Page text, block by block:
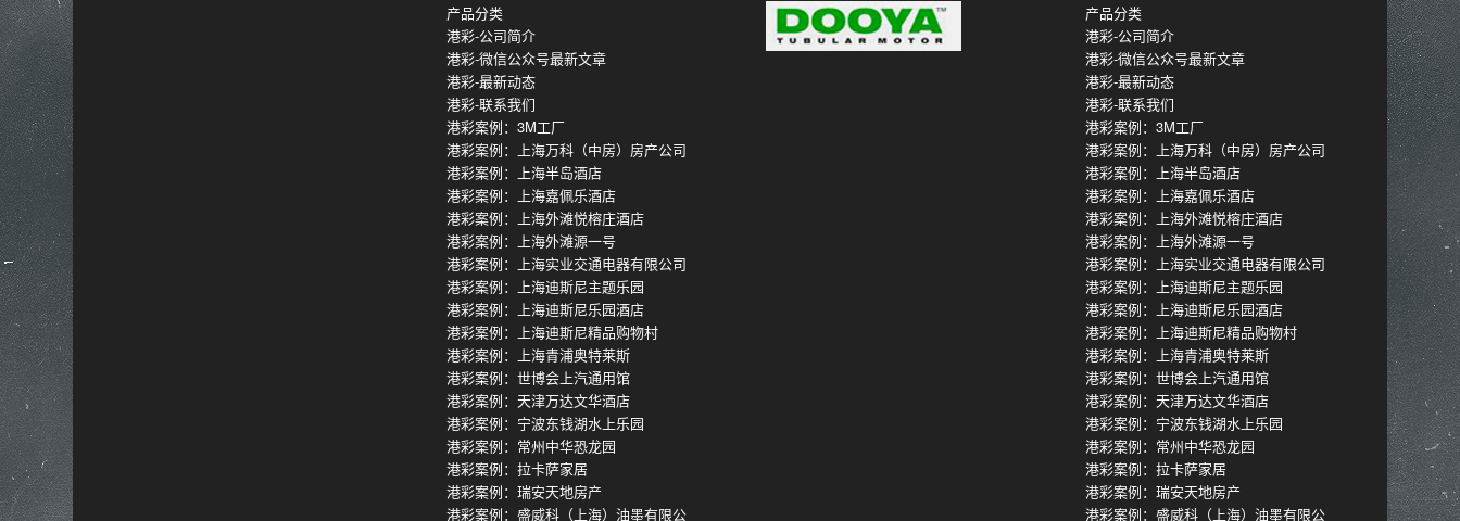
产品分类
港彩-公司简介
港彩-微信公众号最新文章
港彩-最新动态
港彩-联系我们
港彩案例：3M工厂
港彩案例：上海万科（中房）房产公司
港彩案例：上海半岛酒店
港彩案例：上海嘉佩乐酒店
港彩案例：上海外滩悦榕庄酒店
港彩案例：上海外滩源一号
港彩案例：上海实业交通电器有限公司
港彩案例：上海迪斯尼主题乐园
港彩案例：上海迪斯尼乐园酒店
港彩案例：上海迪斯尼精品购物村
港彩案例：上海青浦奥特莱斯
港彩案例：世博会上汽通用馆
港彩案例：天津万达文华酒店
港彩案例：宁波东钱湖水上乐园
港彩案例：常州中华恐龙园
港彩案例：拉卡萨家居
港彩案例：瑞安天地房产
港彩案例：盛威科（上海）油墨有限公
产品分类
港彩-公司简介
港彩-微信公众号最新文章
港彩-最新动态
港彩-联系我们
港彩案例：3M工厂
港彩案例：上海万科（中房）房产公司
港彩案例：上海半岛酒店
港彩案例：上海嘉佩乐酒店
港彩案例：上海外滩悦榕庄酒店
港彩案例：上海外滩源一号
港彩案例：上海实业交通电器有限公司
港彩案例：上海迪斯尼主题乐园
港彩案例：上海迪斯尼乐园酒店
港彩案例：上海迪斯尼精品购物村
港彩案例：上海青浦奥特莱斯
港彩案例：世博会上汽通用馆
港彩案例：天津万达文华酒店
港彩案例：宁波东钱湖水上乐园
港彩案例：常州中华恐龙园
港彩案例：拉卡萨家居
港彩案例：瑞安天地房产
港彩案例：盛威科（上海）油墨有限公